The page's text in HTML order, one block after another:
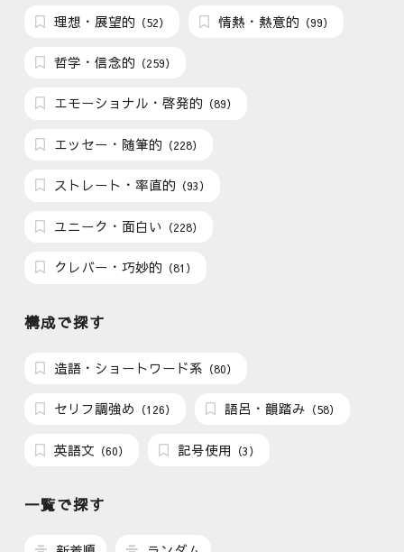
理想・展望的 （52） 情熱・熱意的 （99）
哲学・信念的 （259）
エモーショナル・啓発的 （89）
エッセー・随筆的 （228）
ストレート・率直的 （93）
ユニーク・面白い （228）
クレバー・巧妙的 （81）
構成で探す
造語・ショートワード系 （80）
セリフ調強め （126） 語呂・韻踏み （58）
英語文 （60） 記号使用 （3）
一覧で探す